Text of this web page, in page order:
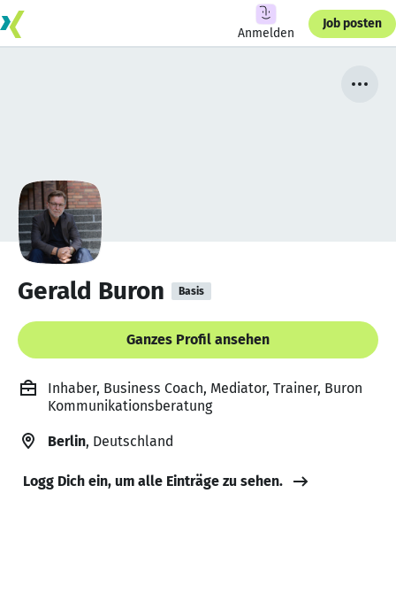
Anmelden
Job posten
Gerald Buron Basis
Ganzes Profil ansehen
Inhaber, Business Coach, Mediator, Trainer, Buron
Kommunikationsberatung
Berlin, Deutschland
Logg Dich ein, um alle Einträge zu sehen.